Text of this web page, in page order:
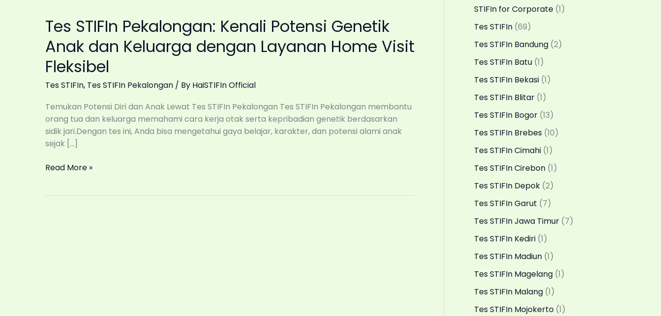
Tes STIFIn Pekalongan: Kenali Potensi Genetik
Anak dan Keluarga dengan Layanan Home Visit
Fleksibel
Tes STIFIn, Tes STIFIn Pekalongan / By HaiSTIFIn Official
Temukan Potensi Diri dan Anak Lewat Tes STIFIn Pekalongan Tes STIFIn Pekalongan membantu
orang tua dan keluarga memahami cara kerja otak serta kepribadian genetik berdasarkan
sidik jari.Dengan tes ini, Anda bisa mengetahui gaya belajar, karakter, dan potensi alami anak
sejak […]
Tes
Read More »
STIFIn for Corporate (1)
Tes STIFIn (69)
Tes STIFIn Bandung (2)
Tes STIFIn Batu (1)
Tes STIFIn Bekasi (1)
Tes STIFIn Blitar (1)
Tes STIFIn Bogor (13)
Tes STIFIn Brebes (10)
Tes STIFIn Cimahi (1)
Tes STIFIn Cirebon (1)
Tes STIFIn Depok (2)
Tes STIFIn Garut (7)
Tes STIFIn Jawa Timur (7)
Tes STIFIn Kediri (1)
Tes STIFIn Madiun (1)
Tes STIFIn Magelang (1)
Tes STIFIn Malang (1)
Tes STIFIn Mojokerto (1)